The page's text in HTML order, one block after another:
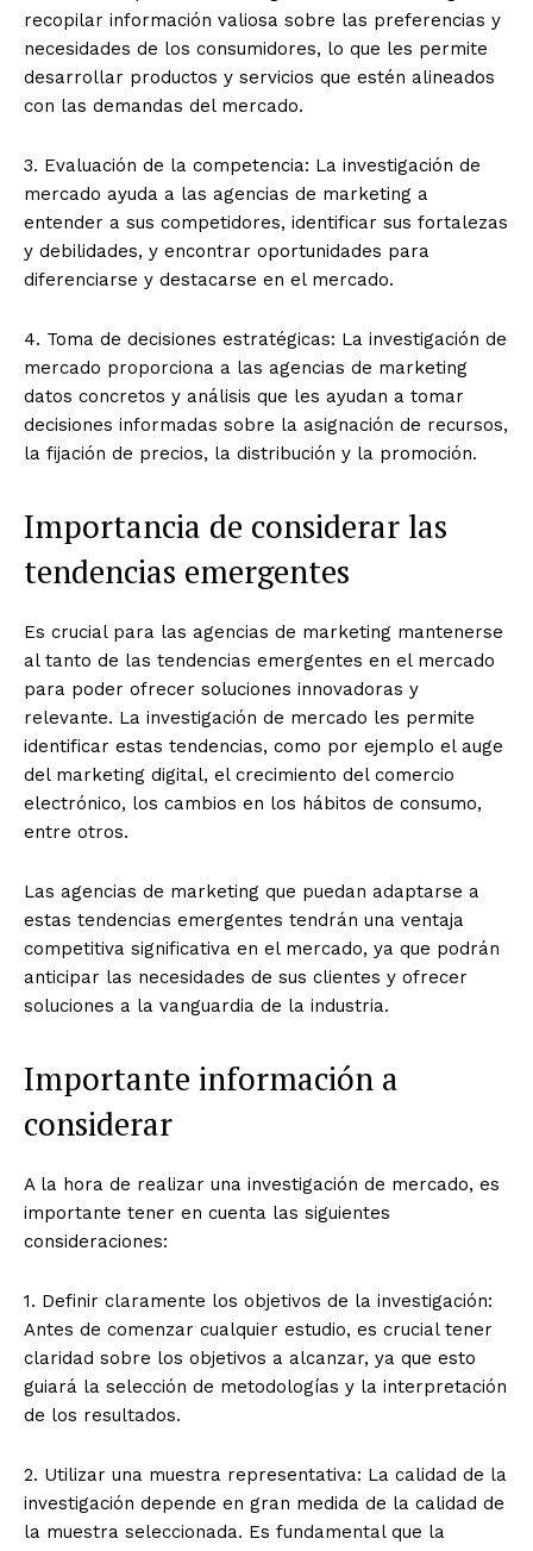
recopilar información valiosa sobre las preferencias y
necesidades de los consumidores, lo que les permite
desarrollar productos y servicios que estén alineados
con las demandas del mercado.
3. Evaluación de la competencia: La investigación de
mercado ayuda a las agencias de marketing a
entender a sus competidores, identificar sus fortalezas
y debilidades, y encontrar oportunidades para
diferenciarse y destacarse en el mercado.
4. Toma de decisiones estratégicas: La investigación de
mercado proporciona a las agencias de marketing
datos concretos y análisis que les ayudan a tomar
decisiones informadas sobre la asignación de recursos,
la fijación de precios, la distribución y la promoción.
Importancia de considerar las
tendencias emergentes
Es crucial para las agencias de marketing mantenerse
al tanto de las tendencias emergentes en el mercado
para poder ofrecer soluciones innovadoras y
relevante. La investigación de mercado les permite
identificar estas tendencias, como por ejemplo el auge
del marketing digital, el crecimiento del comercio
electrónico, los cambios en los hábitos de consumo,
entre otros.
Las agencias de marketing que puedan adaptarse a
estas tendencias emergentes tendrán una ventaja
competitiva significativa en el mercado, ya que podrán
anticipar las necesidades de sus clientes y ofrecer
soluciones a la vanguardia de la industria.
Importante información a
considerar
A la hora de realizar una investigación de mercado, es
importante tener en cuenta las siguientes
consideraciones:
1. Definir claramente los objetivos de la investigación:
Antes de comenzar cualquier estudio, es crucial tener
claridad sobre los objetivos a alcanzar, ya que esto
guiará la selección de metodologías y la interpretación
de los resultados.
2. Utilizar una muestra representativa: La calidad de la
investigación depende en gran medida de la calidad de
la muestra seleccionada. Es fundamental que la